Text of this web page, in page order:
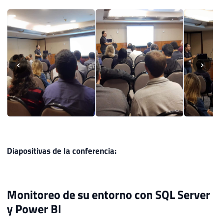
‹ ›
Diapositivas de la conferencia:
Monitoreo de su entorno con SQL Server
y Power BI